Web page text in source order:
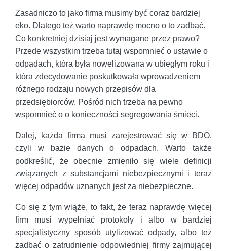
Zasadniczo to jako firma musimy być coraz bardziej
eko. Dlatego też warto naprawdę mocno o to zadbać.
Co konkretniej dzisiaj jest wymagane przez prawo?
Przede wszystkim trzeba tutaj wspomnieć o ustawie o
odpadach, która była nowelizowana w ubiegłym roku i
która zdecydowanie poskutkowała wprowadzeniem
różnego rodzaju nowych przepisów dla
przedsiębiorców. Pośród nich trzeba na pewno
wspomnieć o o konieczności segregowania śmieci.
Dalej, każda firma musi zarejestrować się w BDO,
czyli w bazie danych o odpadach. Warto także
podkreślić, że obecnie zmieniło się wiele definicji
związanych z substancjami niebezpiecznymi i teraz
więcej odpadów uznanych jest za niebezpieczne.
Co się z tym wiąże, to fakt, że teraz naprawdę więcej
firm musi wypełniać protokoły i albo w bardziej
specjalistyczny sposób utylizować odpady, albo też
zadbać o zatrudnienie odpowiedniej firmy zajmującej